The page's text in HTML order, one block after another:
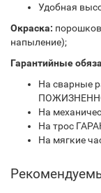
Удобная
Окраска:
напыление);
Гарантийные
На сварные
На
На трос
На мягкие